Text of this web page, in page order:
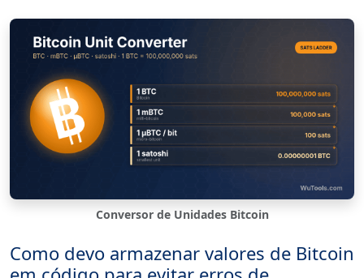
Conversor de Unidades Bitcoin
Como devo armazenar valores de Bitcoin